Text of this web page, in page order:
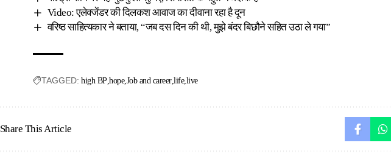
Video: एलेक्जेंडर की दिलकश आवाज का दीवाना रहा है दून
वरिष्ठ साहित्यकार ने बताया, “जब दस दिन की थी, मुझे बंदर बिछौने सहित उठा ले गया”
TAGGED: high BP hope Job and career life live
Share This Article